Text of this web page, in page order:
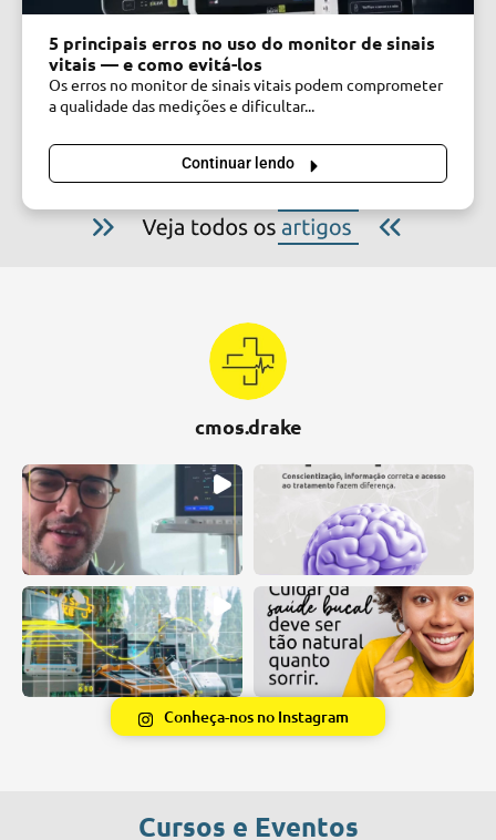
5 principais erros no uso do monitor de sinais
vitais — e como evitá-los
Os erros no monitor de sinais vitais podem comprometer
a qualidade das medições e dificultar...
Continuar lendo
cmos.drake
Conheça-nos no Instagram
Cursos e Eventos